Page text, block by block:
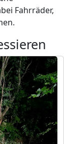
Fahrräder,